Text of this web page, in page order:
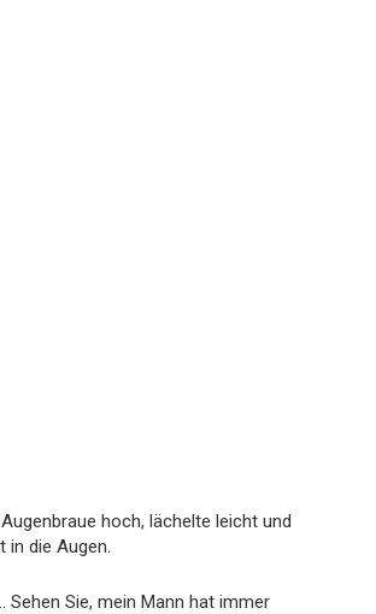
hoch, lächelte leicht und
in die Augen.
Sehen Sie, mein Mann hat immer